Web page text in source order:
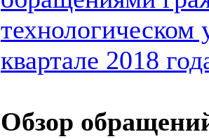
технологическом
квартале 2018
Обзор